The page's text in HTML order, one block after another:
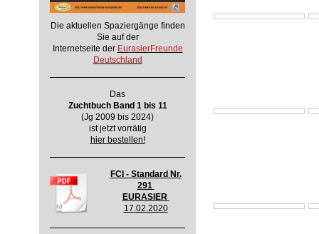
Die aktuellen Spaziergänge finden
Sie auf der
Internetseite der EurasierFreunde
Deutschland
Das
Zuchtbuch Band 1 bis 11
(Jg 2009 bis 2024)
ist jetzt vorrätig
hier bestellen!
FCI - Standard Nr.
291
EURASIER
17.02.2020